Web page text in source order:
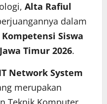
Alta Rafiul
dalam
Siswa
Timur 2026.
Network System
merupakan